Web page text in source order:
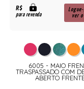
R$
para revenda
ver o
6005 - MAIO
TRASPASSADO COM
ABERTO